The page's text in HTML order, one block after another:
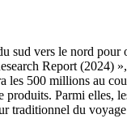
sud vers le nord pour
Report (2024)
les 500 millions au
produits. Parmi elles,
traditionnel du